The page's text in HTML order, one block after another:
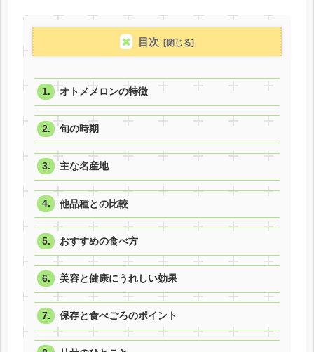
目次
オトメメロンの特徴
旬の時期
主な名産地
他品種との比較
おすすめの食べ方
美容と健康にうれしい効果
保存と食べごろのポイント